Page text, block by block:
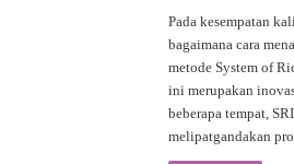
Pada kesempatan
bagaimana cara
metode System of
ini merupakan
beberapa tempat,
melipatgandakan